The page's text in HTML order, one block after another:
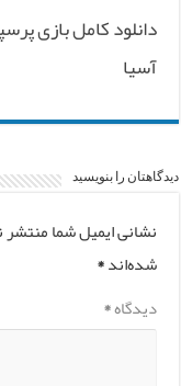
دانلود کامل بازی
آسیا
دیدگاهتان را بنویسید
نشانی ایمیل شما
شده‌اند*
دیدگاه*